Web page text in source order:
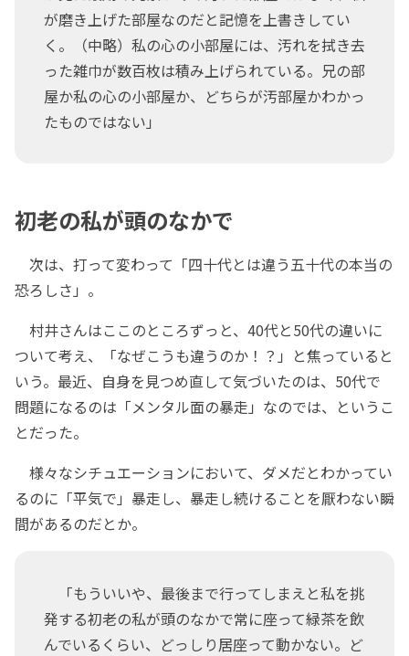
が磨き上げた部屋なのだと記憶を上書きしてい
く。（中略）私の心の小部屋には、汚れを拭き去
った雑巾が数百枚は積み上げられている。兄の部
屋か私の心の小部屋か、どちらが汚部屋かわかっ
たものではない」
初老の私が頭のなかで
次は、打って変わって「四十代とは違う五十代の本当の
恐ろしさ」。
村井さんはここのところずっと、40代と50代の違いに
ついて考え、「なぜこうも違うのか！？」と焦っていると
いう。最近、自身を見つめ直して気づいたのは、50代で
問題になるのは「メンタル面の暴走」なのでは、というこ
とだった。
様々なシチュエーションにおいて、ダメだとわかってい
るのに「平気で」暴走し、暴走し続けることを厭わない瞬
間があるのだとか。
「もういいや、最後まで行ってしまえと私を挑
発する初老の私が頭のなかで常に座って緑茶を飲
んでいるくらい、どっしり居座って動かない。ど